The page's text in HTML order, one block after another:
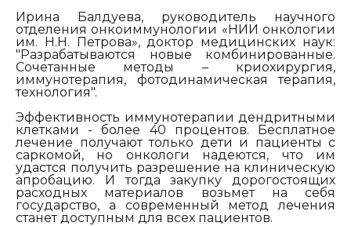
Ирина Балдуева, руководитель научного
отделения онкоиммунологии «НИИ онкологии
им. Н.Н. Петрова», доктор медицинских наук:
"Разрабатываются новые комбинированные.
Сочетанные методы – криохирургия,
иммунотерапия, фотодинамическая терапия,
технология".
Эффективность иммунотерапии дендритными
клетками - более 40 процентов.
Бесплатное
лечение получают только дети и пациенты с
саркомой, но онкологи надеются, что им
удастся получить разрешение на клиническую
апробацию. И тогда закупку дорогостоящих
расходных материалов возьмет на себя
государство, а современный метод лечения
станет доступным для всех пациентов.